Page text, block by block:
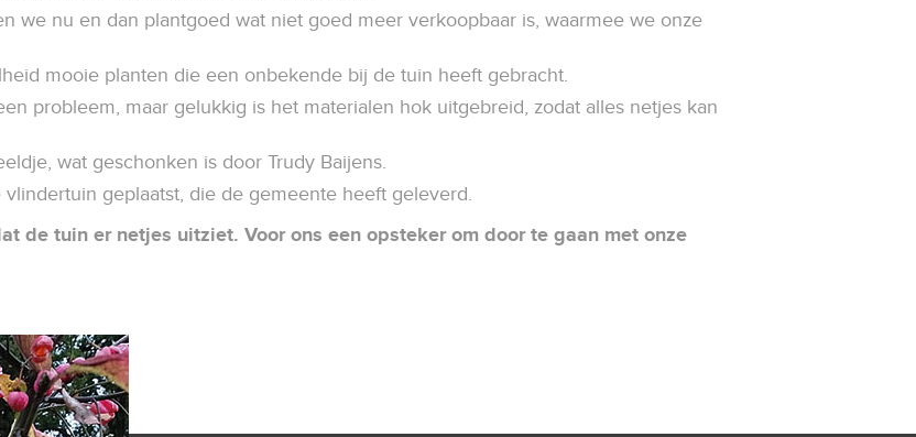
we nu en dan plantgoed wat niet goed meer verkoopbaar is, waarmee we onze
mooie planten die een onbekende bij de tuin heeft gebracht.
probleem, maar gelukkig is het materialen hok uitgebreid, zodat alles netjes kan
wat geschonken is door Trudy Baijens.
geplaatst, die de gemeente heeft geleverd.
de tuin er netjes uitziet. Voor ons een opsteker om door te gaan met onze